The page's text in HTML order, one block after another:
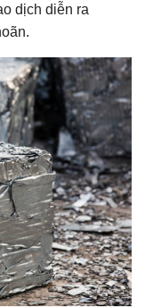
dịch diễn ra